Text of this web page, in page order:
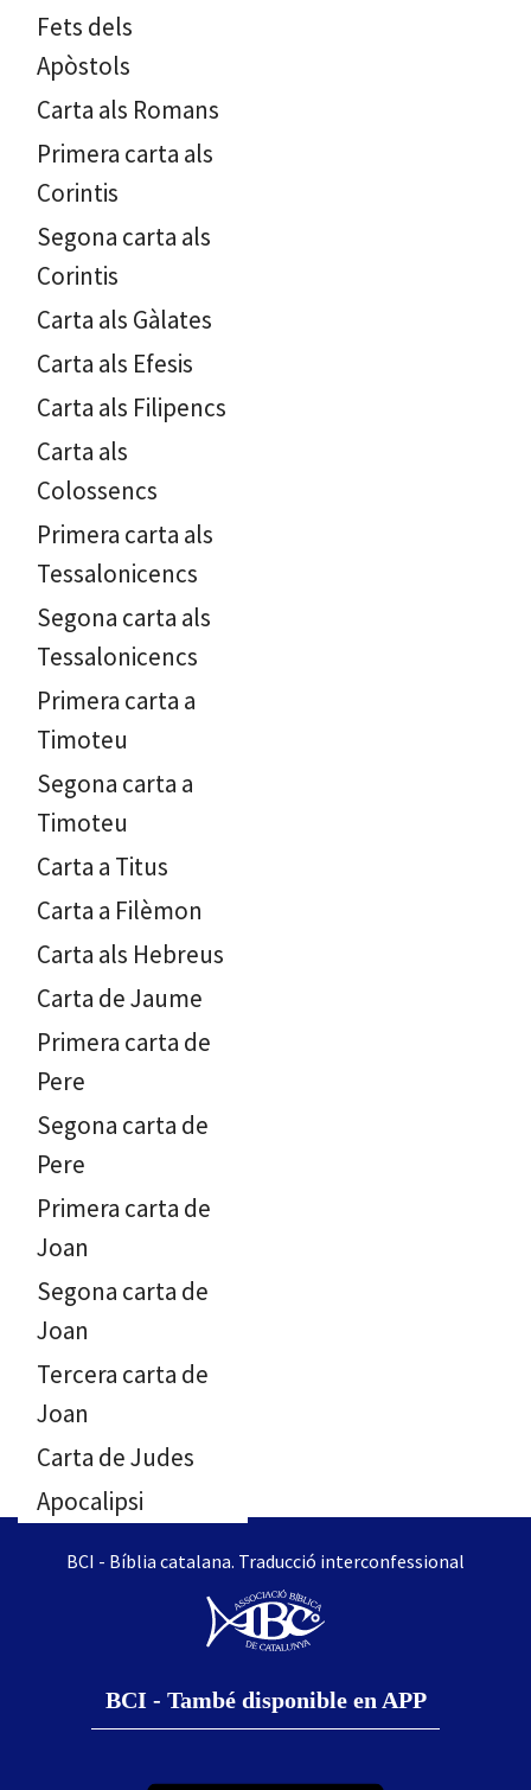
Fets dels
Apòstols
Carta als Romans
Primera carta als
Corintis
Segona carta als
Corintis
Carta als Gàlates
Carta als Efesis
Carta als Filipencs
Carta als
Colossencs
Primera carta als
Tessalonicencs
Segona carta als
Tessalonicencs
Primera carta a
Timoteu
Segona carta a
Timoteu
Carta a Titus
Carta a Filèmon
Carta als Hebreus
Carta de Jaume
Primera carta de
Pere
Segona carta de
Pere
Primera carta de
Joan
Segona carta de
Joan
Tercera carta de
Joan
Carta de Judes
Apocalipsi
BCI - Bíblia catalana. Traducció interconfessional
BCI - També disponible en APP